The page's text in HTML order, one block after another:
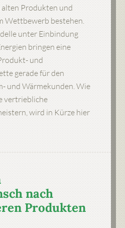
Produkten und
Wettbewerb bestehen.
unter Einbindung
bringen eine
und
gerade für den
und Wärmekunden. Wie
vertriebliche
wird in Kürze hier
nach
Produkten